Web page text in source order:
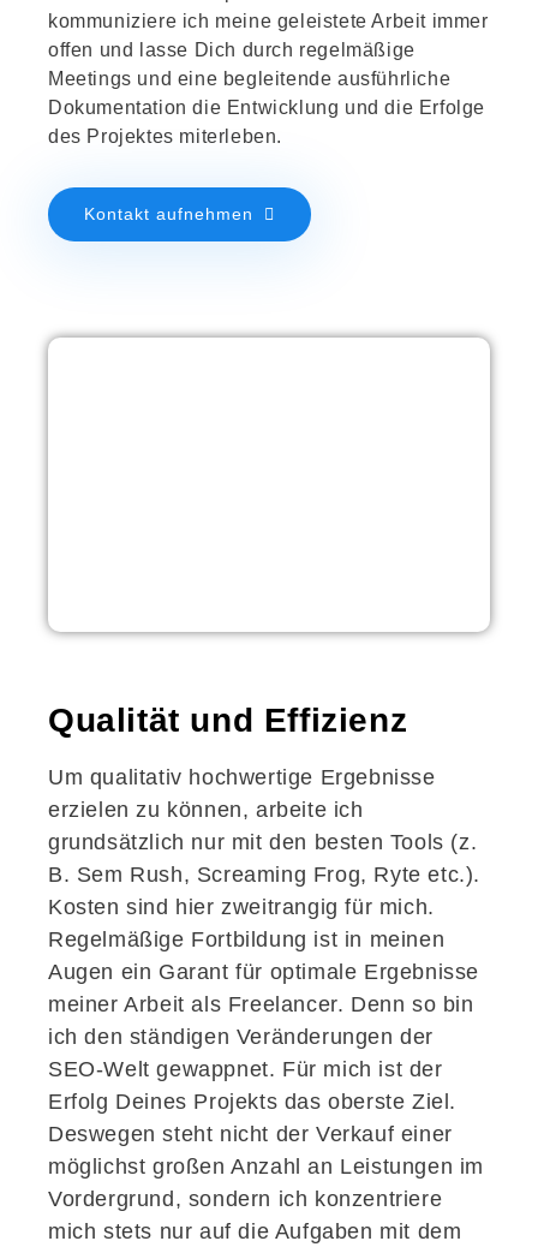
kommuniziere ich meine geleistete Arbeit immer
offen und lasse Dich durch regelmäßige
Meetings und eine begleitende ausführliche
Dokumentation die Entwicklung und die Erfolge
des Projektes miterleben.
Kontakt aufnehmen
Qualität und Effizienz
Um qualitativ hochwertige Ergebnisse
erzielen zu können, arbeite ich
grundsätzlich nur mit den besten Tools (z.
B. Sem Rush, Screaming Frog, Ryte etc.).
Kosten sind hier zweitrangig für mich.
Regelmäßige Fortbildung ist in meinen
Augen ein Garant für optimale Ergebnisse
meiner Arbeit als Freelancer. Denn so bin
ich den ständigen Veränderungen der
SEO-Welt gewappnet. Für mich ist der
Erfolg Deines Projekts das oberste Ziel.
Deswegen steht nicht der Verkauf einer
möglichst großen Anzahl an Leistungen im
Vordergrund, sondern ich konzentriere
mich stets nur auf die Aufgaben mit dem